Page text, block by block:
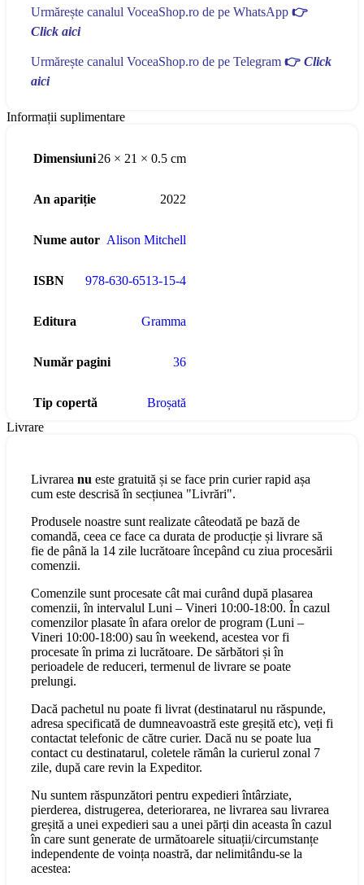
Urmărește canalul VoceaShop.ro de pe WhatsApp 👉
Click aici
Urmărește canalul VoceaShop.ro de pe Telegram 👉 Click
aici
Informații suplimentare
Dimensiuni26 × 21 × 0.5 cm
An apariție 2022
Nume autor Alison Mitchell
ISBN 978-630-6513-15-4
Editura Gramma
Număr pagini 36
Tip copertă
Broșată
Livrare
Livrarea nu este gratuită și se face prin curier rapid așa
cum este descrisă în secțiunea "Livrări".
Produsele noastre sunt realizate câteodată pe bază de
comandă, ceea ce face ca durata de producție și livrare să
fie de până la 14 zile lucrătoare începând cu ziua procesării
comenzii.
Comenzile sunt procesate cât mai curând după plasarea
comenzii, în intervalul Luni – Vineri 10:00-18:00. În cazul
comenzilor plasate în afara orelor de program (Luni –
Vineri 10:00-18:00) sau în weekend, acestea vor fi
procesate în prima zi lucrătoare. De sărbători și în
perioadele de reduceri, termenul de livrare se poate
prelungi.
Dacă pachetul nu poate fi livrat (destinatarul nu răspunde,
adresa specificată de dumneavoastră este greșită etc), veți fi
contactat telefonic de către curier. Dacă nu se poate lua
contact cu destinatarul, coletele rămân la curierul zonal 7
zile, după care revin la Expeditor.
Nu suntem răspunzători pentru expedieri întârziate,
pierderea, distrugerea, deteriorarea, ne livrarea sau livrarea
greșită a unei expedieri sau a unei părți din aceasta în cazul
în care sunt generate de următoarele situații/circumstanțe
independente de voința noastră, dar nelimitându-se la
acestea: